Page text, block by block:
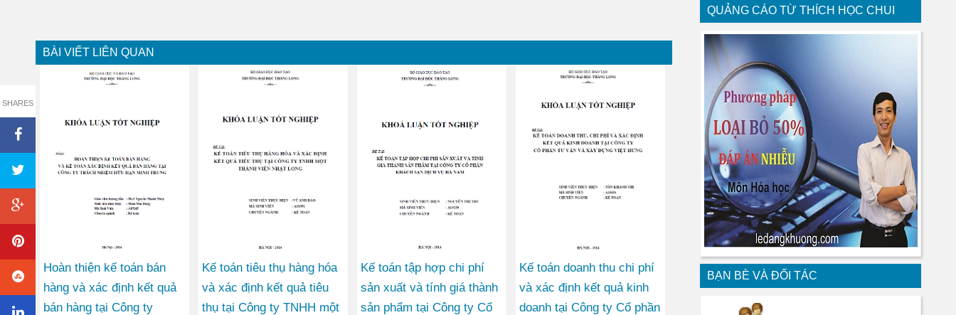
SHARES
BÀI VIẾT LIÊN QUAN
Hoàn thiện kế toán bán
hàng và xác định kết quả
bán hàng tại Công ty
Kế toán tiêu thụ hàng hóa
và xác định kết quả tiêu
thụ tại Công ty TNHH một
Kế toán tập hợp chi phí
sản xuất và tính giá thành
sản phẩm tại Công ty Cổ
Kế toán doanh thu chi phí
và xác định kết quả kinh
doanh tại Công ty Cổ phần
QUẢNG CÁO TỪ THÍCH HỌC CHUI
BẠN BÈ VÀ ĐỐI TÁC